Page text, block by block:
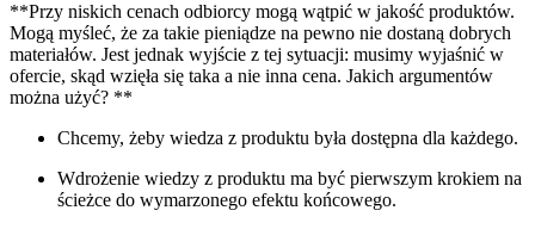
**Przy niskich cenach odbiorcy mogą wątpić w jakość produktów.
Mogą myśleć, że za takie pieniądze na pewno nie dostaną dobrych
materiałów. Jest jednak wyjście z tej sytuacji: musimy wyjaśnić w
ofercie, skąd wzięła się taka a nie inna cena. Jakich argumentów
można użyć? **
Chcemy, żeby wiedza z produktu była dostępna dla każdego.
Wdrożenie wiedzy z produktu ma być pierwszym krokiem na
ścieżce do wymarzonego efektu końcowego.